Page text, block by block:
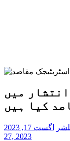
میں
کیا ہیں
اگست 17, 2023
27, 2023